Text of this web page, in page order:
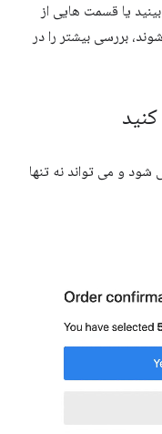
یا قسمت هایی از
بررسی بیشتر را در
شود و می تواند نه تنها